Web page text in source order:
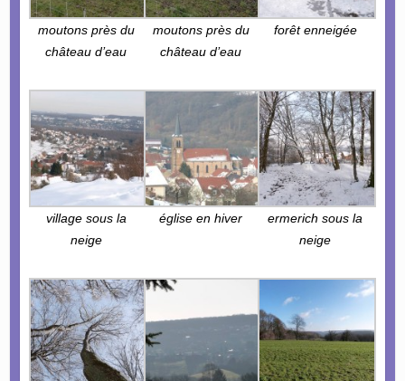
moutons près du
château d’eau
moutons près du
château d’eau
forêt enneigée
village sous la
neige
église en hiver
ermerich sous la
neige